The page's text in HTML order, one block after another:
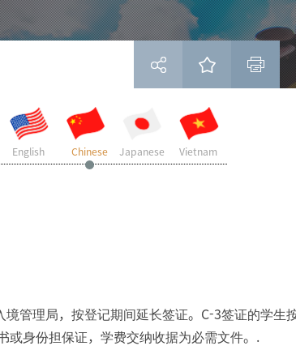
Scholarships /
Insurance
Life in Korea
Downloads
Student Reviews
현재 페이지를 즐겨찾는 메뉴로 등록하시겠습니까?
English Chinese Japanese Vietnam
管理局，按登记期间延长签证。C-3签证的学生
或身份担保证，学费交纳收据为必需文件。.